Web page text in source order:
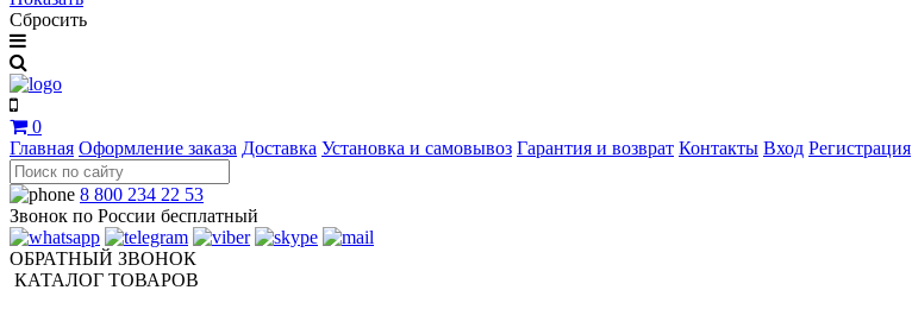
Сбросить
0
Главная Оформление заказа Доставка Установка и самовывоз Гарантия и возврат Контакты Вход Регистрация
8 800 234 22 53
Звонок по России бесплатный
ОБРАТНЫЙ ЗВОНОК
КАТАЛОГ ТОВАРОВ